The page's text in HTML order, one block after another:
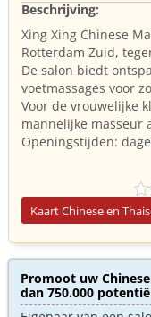
Beschrijving:
Xing Xing Chinese
Rotterdam Zuid,
De salon biedt
voetmassages voor
Voor de vrouwelijke
mannelijke masseur
Openingstijden:
Kaart Chinese en
Promoot uw
dan 750.000